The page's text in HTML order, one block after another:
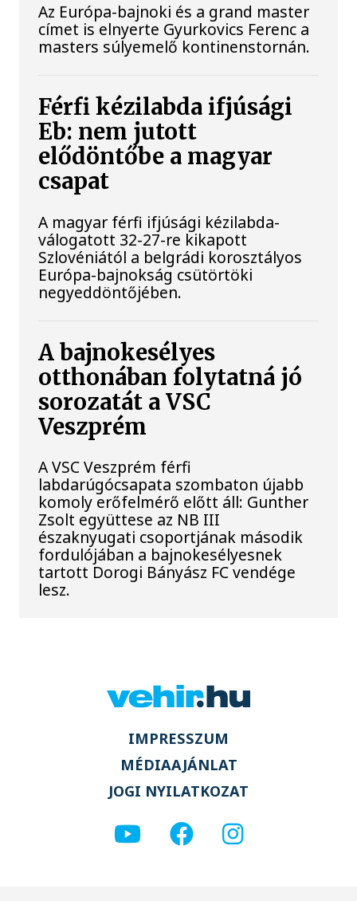
Az Európa-bajnoki és a grand master
címet is elnyerte Gyurkovics Ferenc a
masters súlyemelő kontinenstornán.
Férfi kézilabda ifjúsági
Eb: nem jutott
elődöntőbe a magyar
csapat
A magyar férfi ifjúsági kézilabda-
válogatott 32-27-re kikapott
Szlovéniától a belgrádi korosztályos
Európa-bajnokság csütörtöki
negyeddöntőjében.
A bajnokesélyes
otthonában folytatná jó
sorozatát a VSC
Veszprém
A VSC Veszprém férfi
labdarúgócsapata szombaton újabb
komoly erőfelmérő előtt áll: Gunther
Zsolt együttese az NB III
északnyugati csoportjának második
fordulójában a bajnokesélyesnek
tartott Dorogi Bányász FC vendége
lesz.
IMPRESSZUM
MÉDIAAJÁNLAT
JOGI NYILATKOZAT